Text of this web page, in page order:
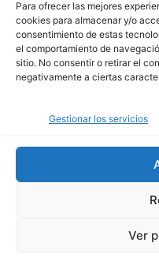
Para ofrecer las mejores
cookies para almacenar y/o
consentimiento de estas
el comportamiento de
sitio. No consentir o retirar el
negativamente a ciertas
Gestionar los servicios
Ver
Medellín - Colombia.